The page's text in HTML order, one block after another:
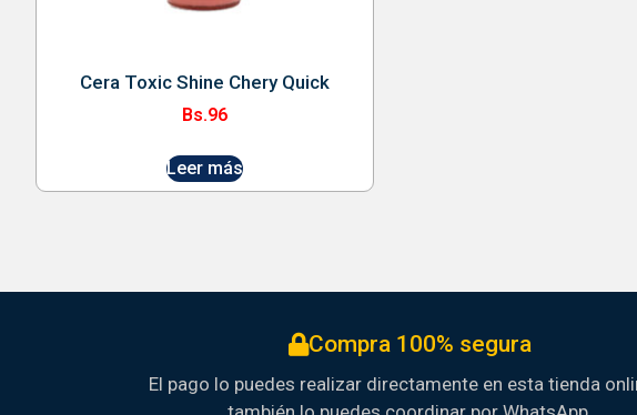
Cera Toxic Shine Chery Quick
Bs.96
Leer más
Compra 100% segura
El pago lo puedes realizar directamente en esta tienda